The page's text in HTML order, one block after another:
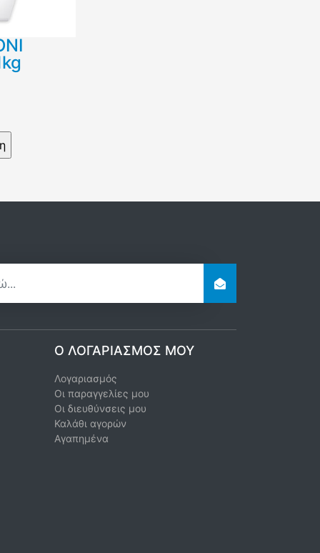
Ο ΛΟΓΑΡΙΑΣΜΌΣ ΜΟΥ
Λογαριασμός
Οι παραγγελίες μου
Οι διευθύνσεις μου
Καλάθι αγορών
Αγαπημένα